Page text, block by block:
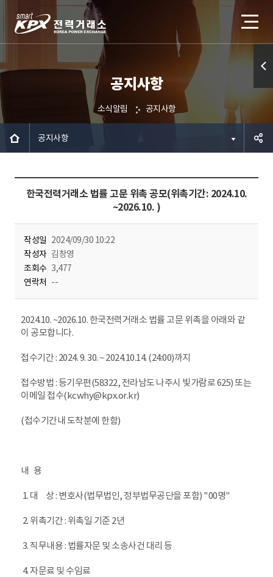
공지사항
소식알림 공지사항
공지사항
기
한국전력거래소 법률 고문 위촉 공모(위촉기간: 2024.10.
~2026.10. )
작성일 2024/09/30 10:22
작성자 김창영
조회수 3,477
연락처 --
2024.10. ~2026.10. 한국전력거래소 법률 고문 위촉을 아래와 같
이 공모합니다.
접수기간 : 2024. 9. 30. ~ 2024.10.14. (24:00)까지
접수방법 : 등기우편(58322, 전라남도 나주시 빛가람로 625) 또는
이메일 접수(kcwhy@kpx.or.kr)
(접수기간내 도착분에 한함)
내 용
1. 대 상 : 변호사(법무법인, 정부법무공단을 포함) "00명"
2. 위촉기간 : 위촉일 기준 2년
3. 직무내용 : 법률자문 및 소송사건 대리 등
4. 자문료 및 수임료